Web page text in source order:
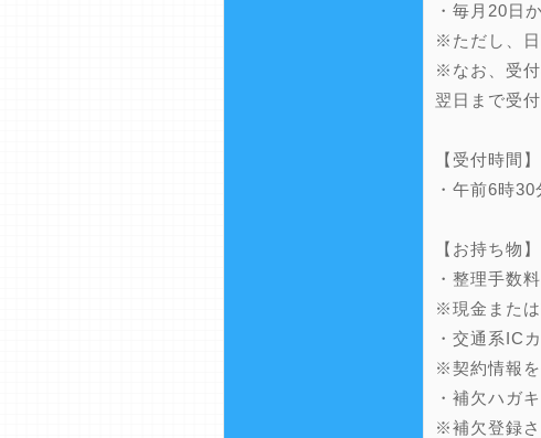
・毎月20日
※ただし、日
※なお、受
翌日まで受
【受付時間】
・午前6時
【お持ち物】
・整理手数料
※現金また
・交通系IC
※契約情報
・補欠ハガキ
※補欠登録